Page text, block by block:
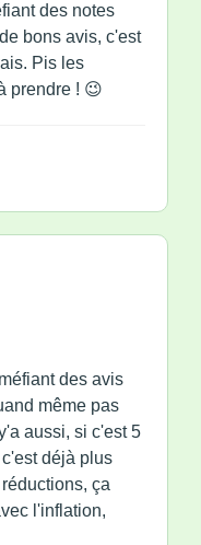
des notes
bons avis, c'est
Pis les
prendre ! 😉
des avis
même pas
aussi, si c'est 5
déjà plus
ça
l'inflation,